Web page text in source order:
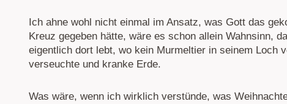
Ich ahne wohl nicht einmal im Ansatz, was Gott das
Kreuz gegeben hätte, wäre es schon allein Wahnsinn,
eigentlich dort lebt, wo kein Murmeltier in seinem Loch
verseuchte und kranke Erde.
Was wäre, wenn ich wirklich verstünde, was